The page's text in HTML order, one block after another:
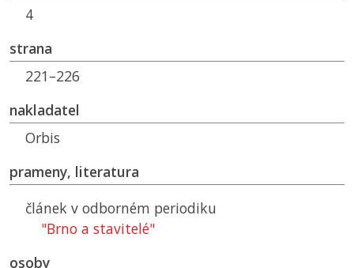
4
strana
221–226
nakladatel
Orbis
prameny, literatura
článek v odborném periodiku
"Brno a stavitelé"
osoby